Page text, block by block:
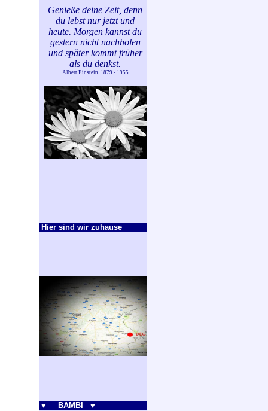
Hier sind wir zuhause
♥ BAMBI ♥